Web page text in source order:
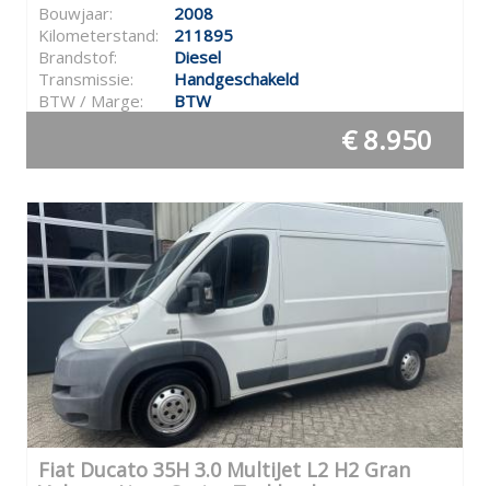
Bouwjaar:
2008
Kilometerstand:
211895
Brandstof:
Diesel
Transmissie:
Handgeschakeld
BTW / Marge:
BTW
€ 8.950
Fiat Ducato 35H 3.0 MultiJet L2 H2 Gran